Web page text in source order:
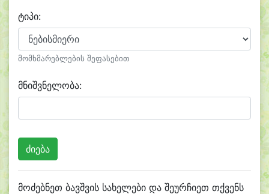
ტიპი:
მომხმარებლების შეფასებით
მნიშვნელობა:
მოძებნეთ ბავშვის სახელები და შეურჩიეთ თქვენს